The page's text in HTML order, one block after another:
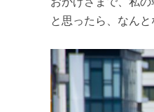
と思ったら、なん